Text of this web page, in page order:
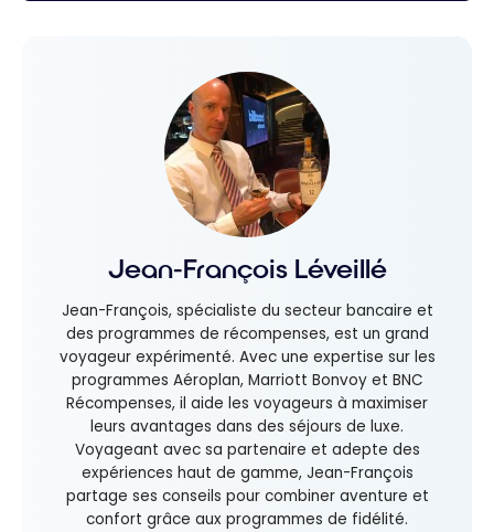
Jean-François Léveillé
Jean-François, spécialiste du secteur bancaire et
des programmes de récompenses, est un grand
voyageur expérimenté. Avec une expertise sur les
programmes Aéroplan, Marriott Bonvoy et BNC
Récompenses, il aide les voyageurs à maximiser
leurs avantages dans des séjours de luxe.
Voyageant avec sa partenaire et adepte des
expériences haut de gamme, Jean-François
partage ses conseils pour combiner aventure et
confort grâce aux programmes de fidélité.